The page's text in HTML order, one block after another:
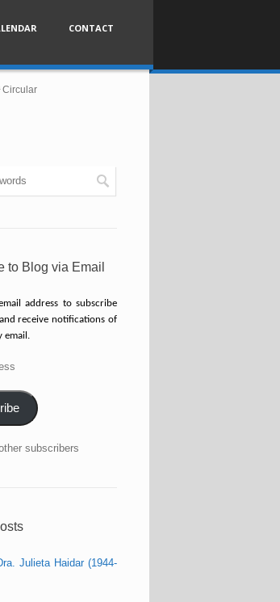
CONTACT
Circular
to Blog via Email
address to subscribe
receive notifications of
email.
subscribers
Julieta Haidar (1944-